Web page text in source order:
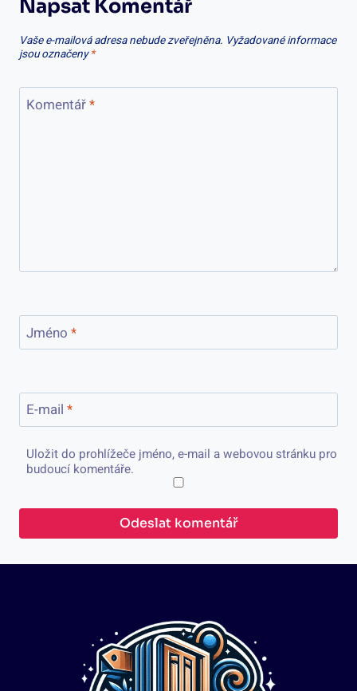
Napsat Komentář
Vaše e-mailová adresa nebude zveřejněna. Vyžadované informace
jsou označeny*
Komentář*
Jméno *
E-mail *
Uložit do prohlížeče jméno, e-mail a webovou stránku pro
budoucí komentáře.